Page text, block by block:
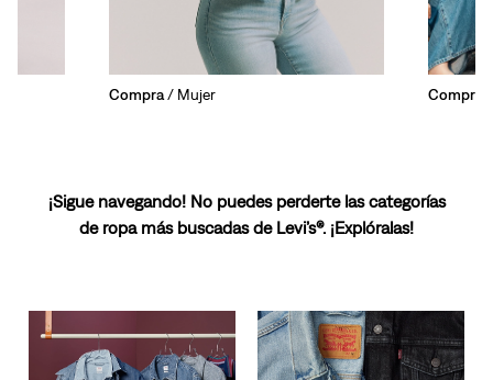
Compra/ Mujer Compra
¡Sigue navegando! No puedes perderte las categorías
de ropa más buscadas de Levi’s®. ¡Explóralas!